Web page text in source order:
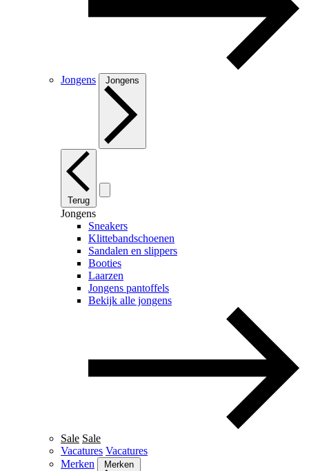
Jongens Jongens
Terug
Jongens
Sneakers
Klittebandschoenen
Sandalen en slippers
Booties
Laarzen
Jongens pantoffels
Bekijk alle jongens
Sale Sale
Vacatures Vacatures
Merken
Merken